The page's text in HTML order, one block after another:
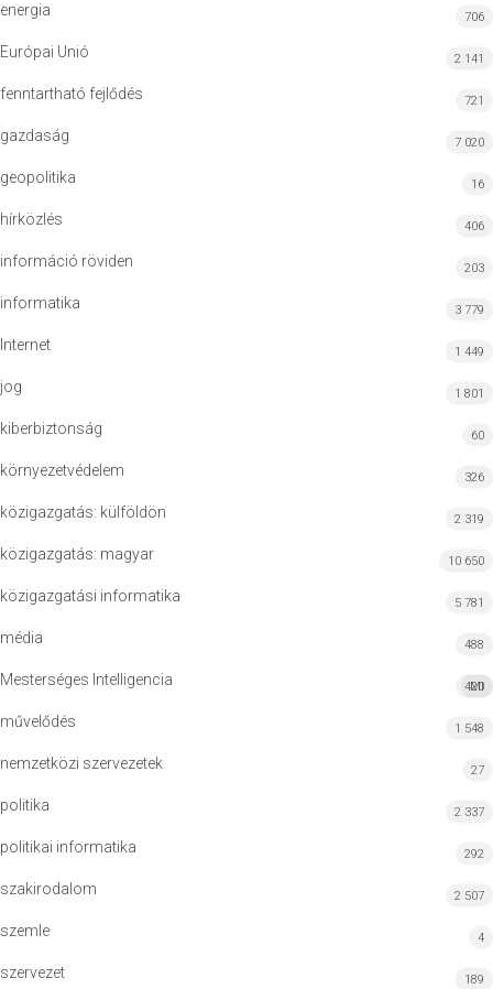
energia 706
Európai Unió 2 141
fenntartható fejlődés 721
gazdaság 7 020
geopolitika 16
hírközlés 406
információ röviden 203
informatika 3 779
Internet 1 449
jog 1 801
kiberbiztonság 60
környezetvédelem 326
közigazgatás: külföldön 2 319
közigazgatás: magyar 10 650
közigazgatási informatika 5 781
média 488
Mesterséges Intelligencia MI
420
művelődés 1 548
nemzetközi szervezetek 27
politika 2 337
politikai informatika 292
szakirodalom 2 507
szemle 4
szervezet 189